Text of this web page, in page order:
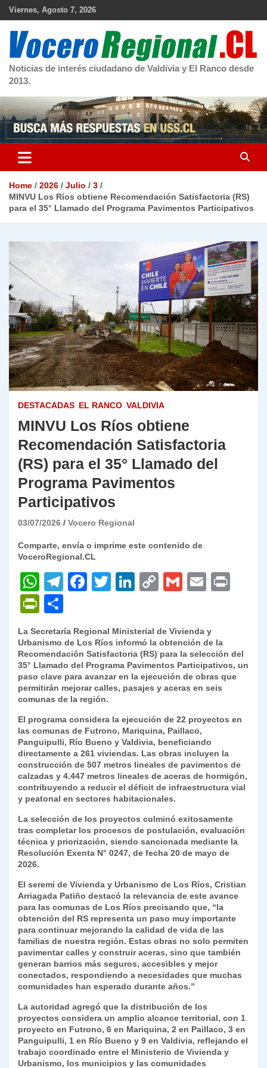
Skip
Viernes, Agosto 7, 2026
Noticias de interés ciudadano de Valdivia y El Ranco desde
2013.
Home 2026 Julio
3
MINVU Los Ríos obtiene Recomendación Satisfactoria (RS)
para el 35° Llamado del Programa Pavimentos Participativos
DESTACADAS EL RANCO VALDIVIA
MINVU Los Ríos obtiene
Recomendación Satisfactoria
(RS) para el 35° Llamado del
Programa Pavimentos
Participativos
03/07/2026 Vocero Regional
Comparte, envía o imprime este contenido de
VoceroRegional.CL
W
h
at
s
A
p
p
T
gr
a
m
F
e
b
o
o
k
T
er
Li
e
dI
n
C
y
Li
n
k
G
l
E
l
P
nt
Fr
ie
n
dl
y
o
m
p
ar
tir
La Secretaría Regional Ministerial de Vivienda y
Urbanismo de Los Ríos informó la obtención de la
Recomendación Satisfactoria (RS) para la selección del
35° Llamado del Programa Pavimentos Participativos, un
paso clave para avanzar en la ejecución de obras que
permitirán mejorar calles, pasajes y aceras en seis
comunas de la región.
El programa considera la ejecución de 22 proyectos en
las comunas de Futrono, Mariquina, Paillaco,
Panguipulli, Río Bueno y Valdivia, beneficiando
directamente a 261 viviendas. Las obras incluyen la
construcción de 507 metros lineales de pavimentos de
calzadas y 4.447 metros lineales de aceras de hormigón,
contribuyendo a reducir el déficit de infraestructura vial
y peatonal en sectores habitacionales.
La selección de los proyectos culminó exitosamente
tras completar los procesos de postulación, evaluación
técnica y priorización, siendo sancionada mediante la
Resolución Exenta N° 0247, de fecha 20 de mayo de
2026.
El seremi de Vivienda y Urbanismo de Los Ríos, Cristian
Arriagada Patiño destacó la relevancia de este avance
para las comunas de Los Ríos precisando que, “la
obtención del RS representa un paso muy importante
para continuar mejorando la calidad de vida de las
familias de nuestra región. Estas obras no solo permiten
pavimentar calles y construir aceras, sino que también
generan barrios más seguros, accesibles y mejor
conectados, respondiendo a necesidades que muchas
comunidades han esperado durante años.”
La autoridad agregó que la distribución de los
proyectos considera un amplio alcance territorial, con 1
proyecto en Futrono, 6 en Mariquina, 2 en Paillaco, 3 en
Panguipulli, 1 en Río Bueno y 9 en Valdivia, reflejando el
trabajo coordinado entre el Ministerio de Vivienda y
Urbanismo, los municipios y las comunidades